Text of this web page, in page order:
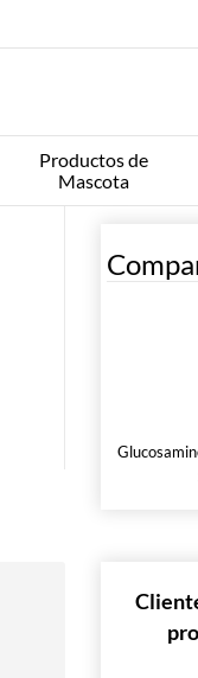
Productos de
Mascota